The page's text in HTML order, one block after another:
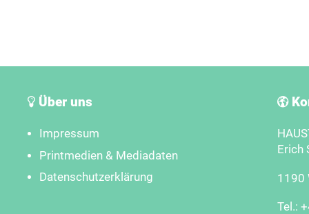
Über uns
Impressum
Printmedien & Mediadaten
Datenschutzerklärung
Erich
1190
Tel.: